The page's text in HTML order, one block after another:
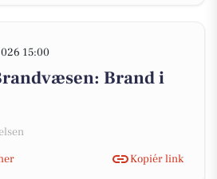
15:00
Brand i
Kopiér link